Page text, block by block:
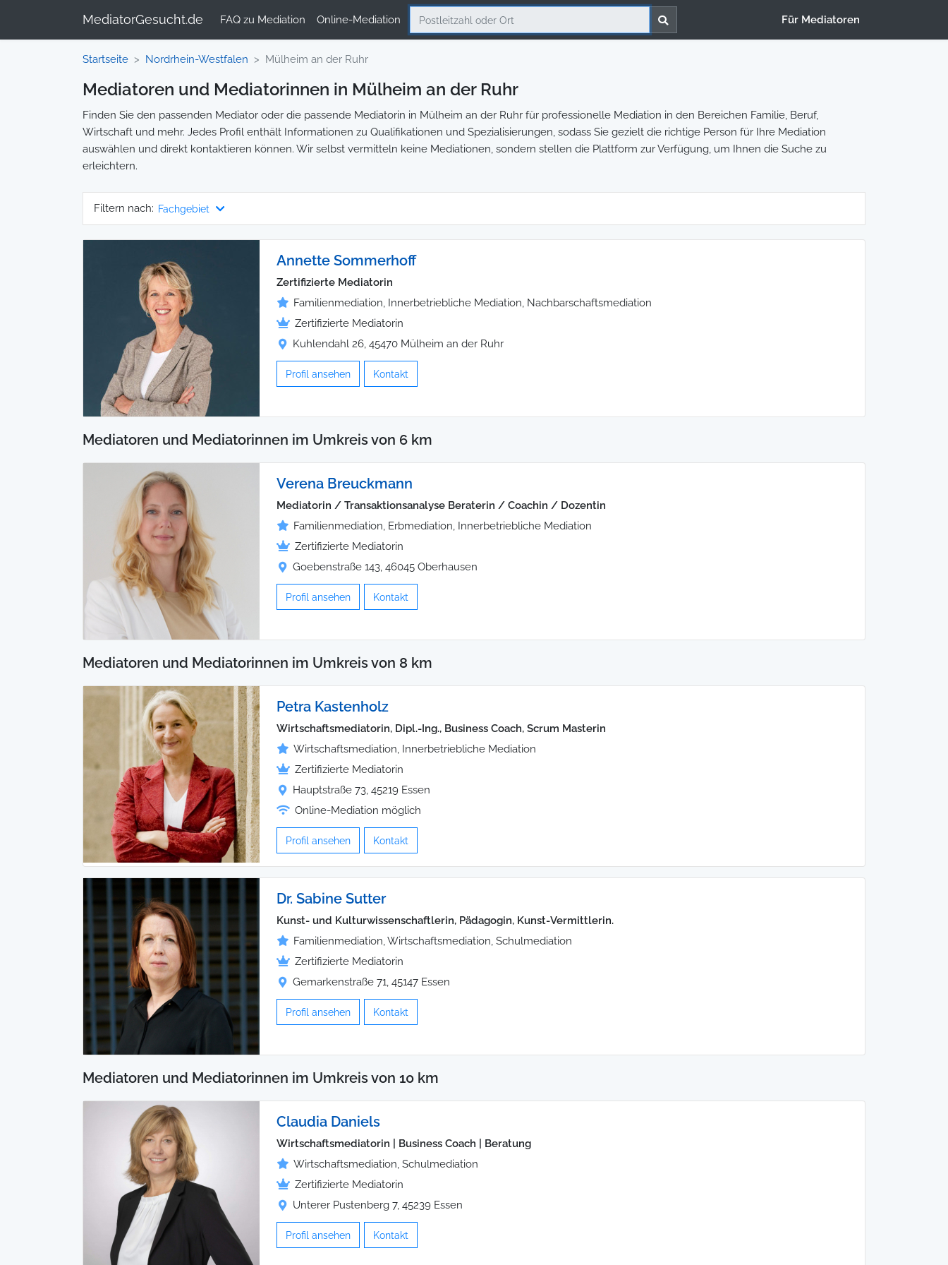
MediatorGesucht.de FAQ zu Mediation Online-Mediation Für Mediatoren
Startseite Nordrhein-Westfalen Mülheim an der Ruhr
Mediatoren und Mediatorinnen in Mülheim an der Ruhr
Finden Sie den passenden Mediator oder die passende Mediatorin in Mülheim an der Ruhr für professionelle Mediation in den Bereichen Familie, Beruf,
Wirtschaft und mehr. Jedes Profil enthält Informationen zu Qualifikationen und Spezialisierungen, sodass Sie gezielt die richtige Person für Ihre Mediation
auswählen und direkt kontaktieren können. Wir selbst vermitteln keine Mediationen, sondern stellen die Plattform zur Verfügung, um Ihnen die Suche zu
erleichtern.
Filtern nach: Fachgebiet
Annette Sommerhoff
Zertifizierte Mediatorin
Familienmediation, Innerbetriebliche Mediation, Nachbarschaftsmediation
Zertifizierte Mediatorin
Kuhlendahl 26, 45470 Mülheim an der Ruhr
Profil ansehen Kontakt
Mediatoren und Mediatorinnen im Umkreis von 6 km
Verena Breuckmann
Mediatorin / Transaktionsanalyse Beraterin / Coachin / Dozentin
Familienmediation, Erbmediation, Innerbetriebliche Mediation
Zertifizierte Mediatorin
Goebenstraße 143, 46045 Oberhausen
Profil ansehen Kontakt
Mediatoren und Mediatorinnen im Umkreis von 8 km
Petra Kastenholz
Wirtschaftsmediatorin, Dipl.-Ing., Business Coach, Scrum Masterin
Wirtschaftsmediation, Innerbetriebliche Mediation
Zertifizierte Mediatorin
Hauptstraße 73, 45219 Essen
Online-Mediation möglich
Profil ansehen Kontakt
Dr. Sabine Sutter
Kunst- und Kulturwissenschaftlerin, Pädagogin, Kunst-Vermittlerin.
Familienmediation, Wirtschaftsmediation, Schulmediation
Zertifizierte Mediatorin
Gemarkenstraße 71, 45147 Essen
Profil ansehen Kontakt
Mediatoren und Mediatorinnen im Umkreis von 10 km
Claudia Daniels
Wirtschaftsmediatorin | Business Coach | Beratung
Wirtschaftsmediation, Schulmediation
Zertifizierte Mediatorin
Unterer Pustenberg 7, 45239 Essen
Profil ansehen Kontakt